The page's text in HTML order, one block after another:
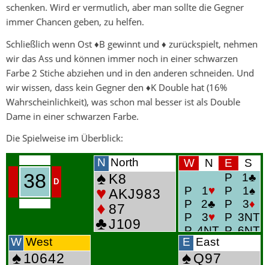
schenken. Wird er vermutlich, aber man sollte die Gegner
immer Chancen geben, zu helfen.
Schließlich wenn Ost ♦B gewinnt und ♦ zurückspielt, nehmen
wir das Ass und können immer noch in einer schwarzen
Farbe 2 Stiche abziehen und in den anderen schneiden. Und
wir wissen, dass kein Gegner den ♦K Double hat (16%
Wahrscheinlichkeit), was schon mal besser ist als Double
Dame in einer schwarzen Farbe.
Die Spielweise im Überblick: